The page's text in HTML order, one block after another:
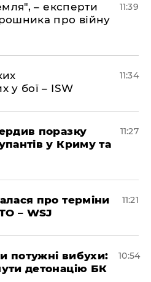
– експерти
про війну
11:39
у бої – ISW
11:34
поразку
у Криму та
11:27
про терміни
– WSJ
11:21
потужні вибухи:
детонацію БК
10:54